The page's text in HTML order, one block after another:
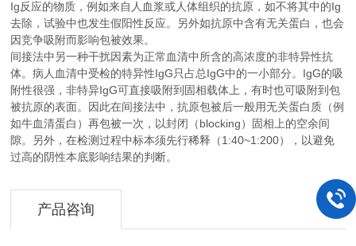
Ig反应的物质，例如来自人血浆或人体组织的抗原，如不将其中的Ig
去除，试验中也发生假阳性反应。另外如抗原中含有无关蛋白，也会
因竞争吸附而影响包被效果。
间接法中另一种干扰因素为正常血清中所含的高浓度的非特异性抗
体。病人血清中受检的特异性IgG只占总IgG中的一小部分。IgG的吸
附性很强，非特异IgG可直接吸附到固相载体上，有时也可吸附到包
被抗原的表面。因此在间接法中，抗原包被后一般用无关蛋白质（例
如牛血清蛋白）再包被一次，以封闭（blocking）固相上的空余间
隙。另外，在检测过程中标本须先行稀释（1:40~1:200），以避免
过高的阴性本底影响结果的判断。
产品咨询